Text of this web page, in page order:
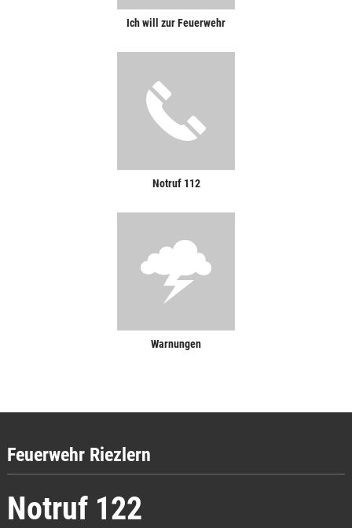
Ich will zur Feuerwehr
Notruf 112
Warnungen
Feuerwehr Riezlern
Notruf 122